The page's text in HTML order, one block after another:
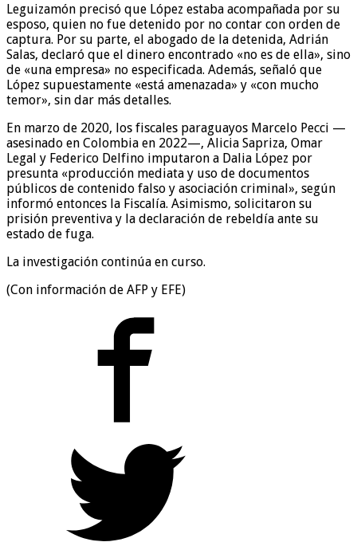
Leguizamón precisó que López estaba acompañada por su
esposo, quien no fue detenido por no contar con orden de
captura. Por su parte, el abogado de la detenida, Adrián
Salas, declaró que el dinero encontrado «no es de ella», sino
de «una empresa» no especificada. Además, señaló que
López supuestamente «está amenazada» y «con mucho
temor», sin dar más detalles.
En marzo de 2020, los fiscales paraguayos Marcelo Pecci —
asesinado en Colombia en 2022—, Alicia Sapriza, Omar
Legal y Federico Delfino imputaron a Dalia López por
presunta «producción mediata y uso de documentos
públicos de contenido falso y asociación criminal», según
informó entonces la Fiscalía. Asimismo, solicitaron su
prisión preventiva y la declaración de rebeldía ante su
estado de fuga.
La investigación continúa en curso.
(Con información de AFP y EFE)